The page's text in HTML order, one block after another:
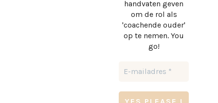
handvaten geven
om de rol als
'coachende ouder'
op te nemen. You
go!